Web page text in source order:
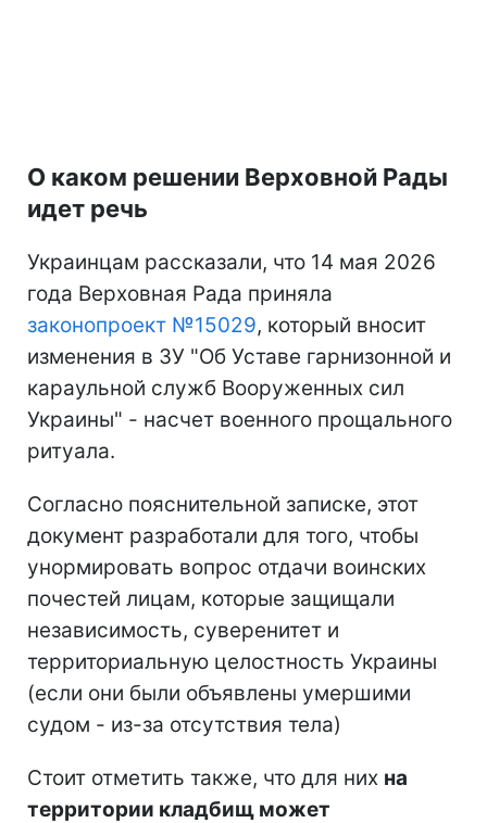
О каком решении Верховной Рады
идет речь
Украинцам рассказали, что 14 мая 2026
года Верховная Рада приняла
законопроект №15029, который вносит
изменения в ЗУ "Об Уставе гарнизонной и
караульной служб Вооруженных сил
Украины" - насчет военного прощального
ритуала.
Согласно пояснительной записке, этот
документ разработали для того, чтобы
унормировать вопрос отдачи воинских
почестей лицам, которые защищали
независимость, суверенитет и
территориальную целостность Украины
(если они были объявлены умершими
судом - из-за отсутствия тела)
Стоит отметить также, что для них на
территории кладбищ может